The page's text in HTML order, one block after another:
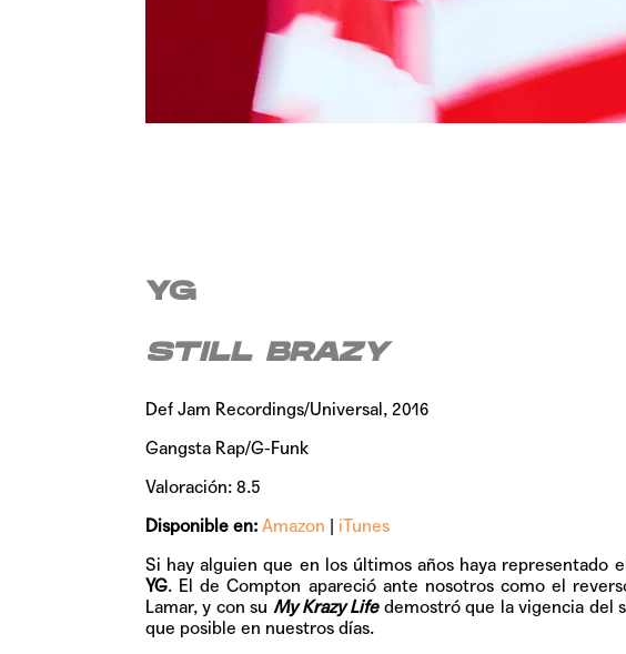
YG
STILL BRAZY
Def Jam Recordings/Universal, 2016
Gangsta Rap/G-Funk
Valoración: 8.5
Disponible en: Amazon | iTunes
Si hay alguien que en los últimos años haya representado
YG. El de Compton apareció ante nosotros como el
Lamar, y con su MyKrazy Lifedemostró que la vigencia del
que posible en nuestros días.